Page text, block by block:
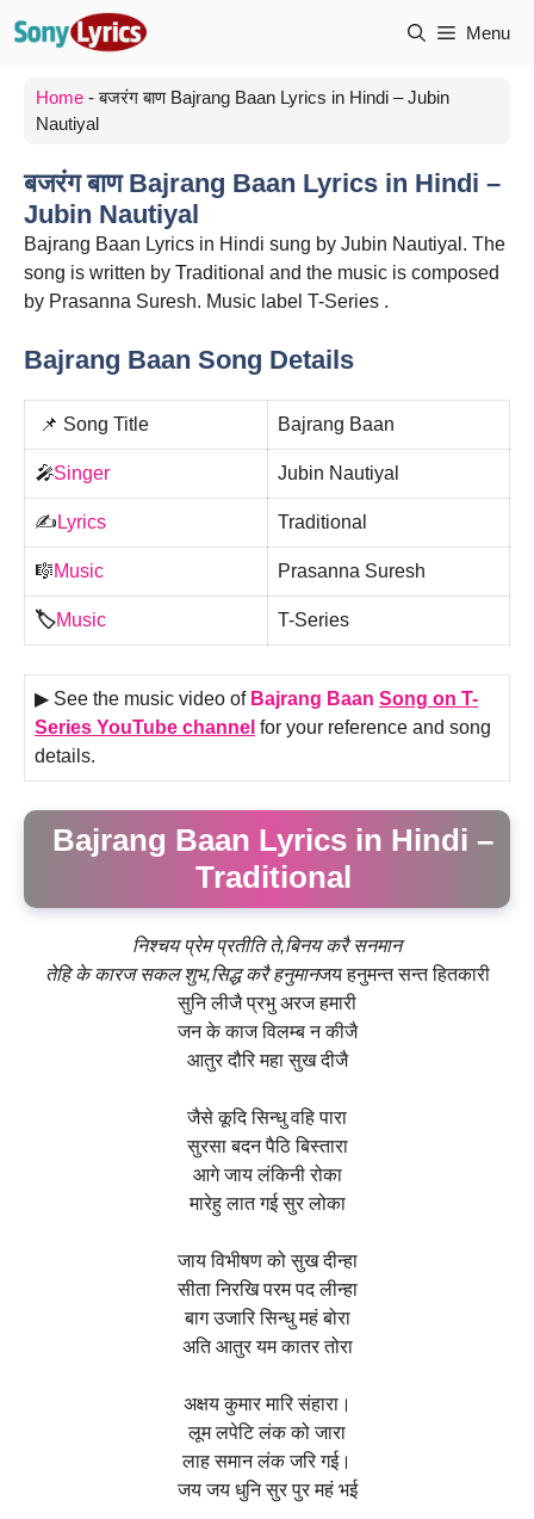
Menu
Home -बजरंग बाण Bajrang Baan Lyrics in Hindi – Jubin
Nautiyal
बजरंग बाण Bajrang Baan Lyrics in Hindi –
Jubin Nautiyal
Bajrang Baan Lyrics in Hindi sung by Jubin Nautiyal. The
song is written by Traditional and the music is composed
by Prasanna Suresh. Music label T-Series .
Bajrang Baan Song Details
📌 Song Title Bajrang Baan
🎤Singer Jubin Nautiyal
✍️ Lyrics Traditional
🎼Music Prasanna Suresh
🏷️Music T-Series
▶ See the music video of Bajrang Baan Song on T-
Series YouTube channel for your reference and song
details.
Bajrang Baan Lyrics in Hindi –
Traditional
निश्चय प्रेम प्रतीति ते,बिनय करै सनमान
तेहि के कारज सकल शुभ,सिद्ध करै हनुमानजय हनुमन्त सन्त हितकारी
सुनि लीजै प्रभु अरज हमारी
जन के काज विलम्ब न कीजै
आतुर दौरि महा सुख दीजै
जैसे कूदि सिन्धु वहि पारा
सुरसा बदन पैठि बिस्तारा
आगे जाय लंकिनी रोका
मारेहु लात गई सुर लोका
जाय विभीषण को सुख दीन्हा
सीता निरखि परम पद लीन्हा
बाग उजारि सिन्धु महं बोरा
अति आतुर यम कातर तोरा
अक्षय कुमार मारि संहारा।
लूम लपेटि लंक को जारा
लाह समान लंक जरि गई।
जय जय धुनि सुर पुर महं भई